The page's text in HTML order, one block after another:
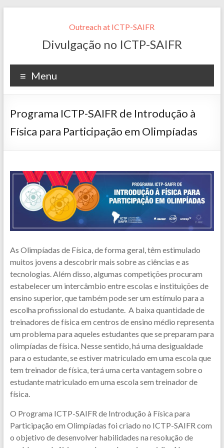
Outreach at ICTP-SAIFR
Divulgação no ICTP-SAIFR
Menu
Programa ICTP-SAIFR de Introdução à
Física para Participação em Olimpíadas
As Olimpíadas de Física, de forma geral, têm estimulado
muitos jovens a descobrir mais sobre as ciências e as
tecnologias. Além disso, algumas competições procuram
estabelecer um intercâmbio entre escolas e instituições de
ensino superior, que também pode ser um estímulo para a
escolha profissional do estudante. A baixa quantidade de
treinadores de física em centros de ensino médio representa
um problema para aqueles estudantes que se preparam para
olimpíadas de física. Nesse sentido, há uma desigualdade
para o estudante, se estiver matriculado em uma escola que
tem treinador de física, terá uma certa vantagem sobre o
estudante matriculado em uma escola sem treinador de
física.
O Programa ICTP-SAIFR de Introdução à Física para
Participação em Olimpíadas foi criado no ICTP-SAIFR com
o objetivo de desenvolver habilidades na resolução de